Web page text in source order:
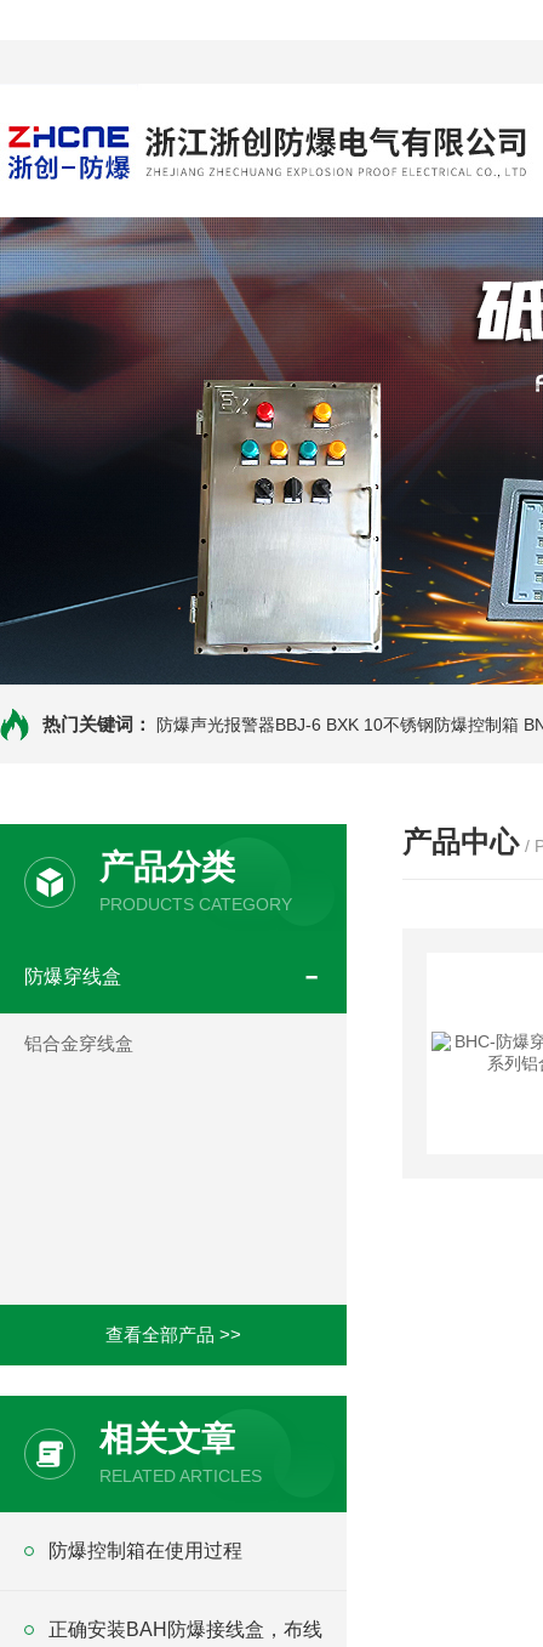
热门关键词： 防爆声光报警器BBJ-6 BXK 10不锈钢防爆控制箱
产品分类
PRODUCTS CATEGORY
防爆穿线盒
铝合金穿线盒
查看全部产品 >>
相关文章
RELATED ARTICLES
防爆控制箱在使用过程
正确安装BAH防爆接线盒，布线
产品中心 /